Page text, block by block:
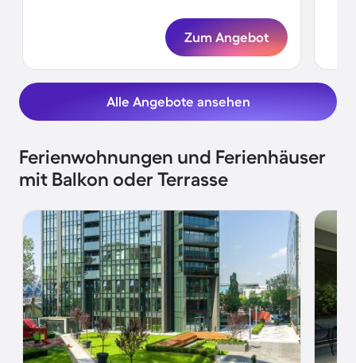
Zum Angebot
Alle Angebote ansehen
Ferienwohnungen und Ferienhäuser
mit Balkon oder Terrasse